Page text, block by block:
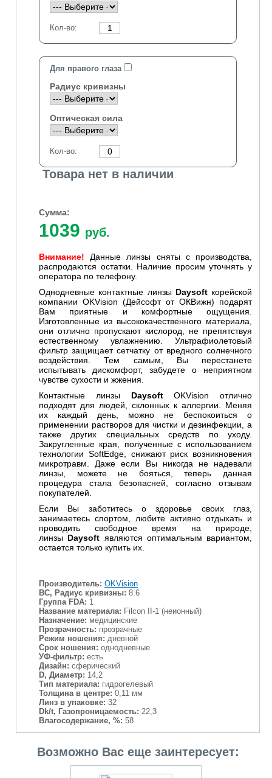
Кол-во:
Для правого глаза
Радиус кривизны
Оптическая сила
Кол-во:
Товара нет в наличии
Сумма:
1039 руб.
Внимание! Данные линзы сняты с производства,
распродаются остатки. Наличие просим уточнять у
оператора по телефону.
Однодневные контактные линзы Daysoftкорейской
компании OKVision (Дейсофт от ОКВижн) подарят
Вам приятные и комфортные ощущения.
Изготовленные из высококачественного материала,
они отлично пропускают кислород, не препятствуя
естественному увлажнению. Ультрафиолетовый
фильтр защищает сетчатку от вредного солнечного
воздействия. Тем самым, Вы перестанете
испытывать дискомфорт, забудете о неприятном
чувстве сухости и жжения.
Контактные линзы DaysoftOKVision отлично
подходят для людей, склонных к аллергии. Меняя
их каждый день, можно не беспокоиться о
применении растворов для чистки и дезинфекции, а
также других специальных средств по уходу.
Закругленные края, полученные с использованием
технологии SoftEdge, снижают риск возникновения
микротравм. Даже если Вы никогда не надевали
линзы, можете не бояться, теперь данная
процедура стала безопасней, согласно отзывам
покупателей.
Если Вы заботитесь о здоровье своих глаз,
занимаетесь спортом, любите активно отдыхать и
проводить свободное время на природе,
линзы Daysoft являются оптимальным вариантом,
остается только купить их.
Производитель: OKVision
BC, Радиус кривизны: 8.6
Группа FDA: 1
Название материала: Filcon II-1 (неионный)
Назначение: медицинские
Прозрачность: прозрачные
Режим ношения: дневной
Срок ношения: однодневные
УФ-фильтр: есть
Дизайн: сферический
D, Диаметр: 14,2
Тип материала: гидрогелевый
Толщина в центре: 0,11 мм
Линз в упаковке: 32
Dk/t, Газопроницаемость: 22,3
Влагосодержание, %: 58
Возможно Вас еще заинтересует: